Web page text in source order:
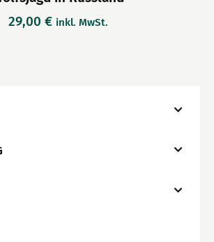
29,00 € inkl. MwSt.